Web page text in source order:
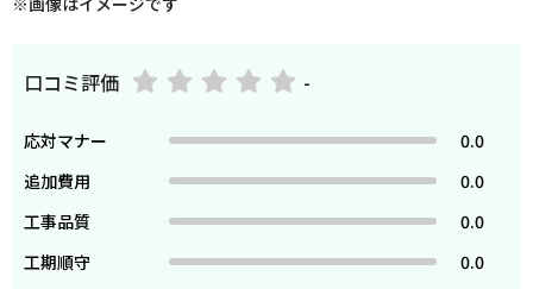
口コミ評価 -
応対マナー
0.0
追加費用
0.0
工事品質
0.0
工期順守
0.0